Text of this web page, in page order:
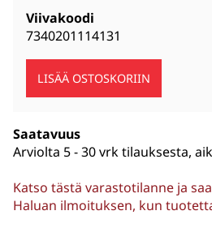
Viivakoodi
7340201114131
Saatavuus
Arviolta 5 - 30 vrk tilauksesta,
Katso tästä varastotilanne ja
Haluan ilmoituksen, kun